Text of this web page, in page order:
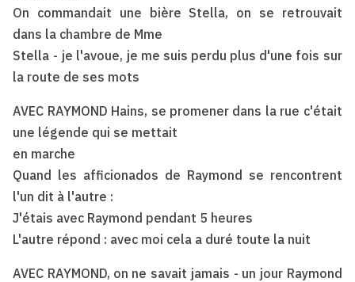
On commandait une bière Stella, on se retrouvait
dans la chambre de Mme
Stella - je l'avoue, je me suis perdu plus d'une fois sur
la route de ses mots
AVEC RAYMOND Hains, se promener dans la rue c'était
une légende qui se mettait
en marche
Quand les afficionados de Raymond se rencontrent
l'un dit à l'autre :
J'étais avec Raymond pendant 5 heures
L'autre répond : avec moi cela a duré toute la nuit
AVEC RAYMOND, on ne savait jamais - un jour Raymond